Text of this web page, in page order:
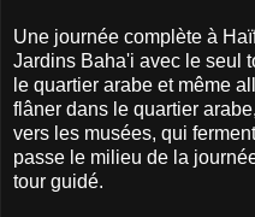
Une journée complète à
Jardins Baha'i avec le seul
le quartier arabe et même
flâner dans le quartier
vers les musées, qui
passe le milieu de la
tour guidé.